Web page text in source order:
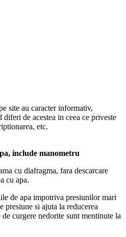
site au caracter informativ,
de acestea in ceea ce priveste
etc.
include manometru
cu diafragma, fara descarcare
cu apa.
de apa impotriva presiunilor mari
si ajuta la reducerea
curgere nedorite sunt mentinute la